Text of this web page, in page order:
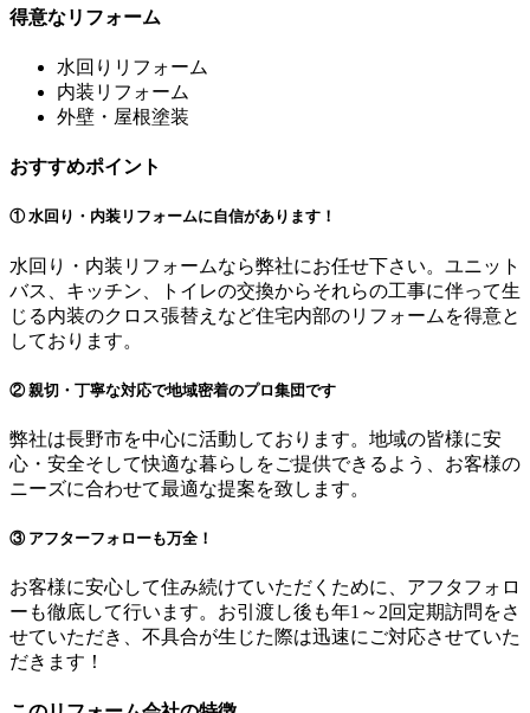
得意なリフォーム
水回りリフォーム
内装リフォーム
外壁・屋根塗装
おすすめポイント
① 水回り・内装リフォームに自信があります！
水回り・内装リフォームなら弊社にお任せ下さい。ユニット
バス、キッチン、トイレの交換からそれらの工事に伴って生
じる内装のクロス張替えなど住宅内部のリフォームを得意と
しております。
② 親切・丁寧な対応で地域密着のプロ集団です
弊社は長野市を中心に活動しております。地域の皆様に安
心・安全そして快適な暮らしをご提供できるよう、お客様の
ニーズに合わせて最適な提案を致します。
③ アフターフォローも万全！
お客様に安心して住み続けていただくために、アフタフォロ
ーも徹底して行います。お引渡し後も年1～2回定期訪問をさ
せていただき、不具合が生じた際は迅速にご対応させていた
だきます！